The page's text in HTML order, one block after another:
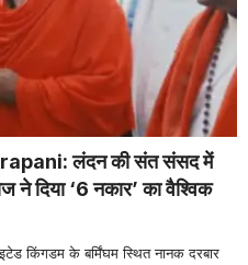
लंदन की संत संसद में
ने दिया ‘6 नकार’ का वैश्विक
के बर्मिंघम स्थित नानक दरबार